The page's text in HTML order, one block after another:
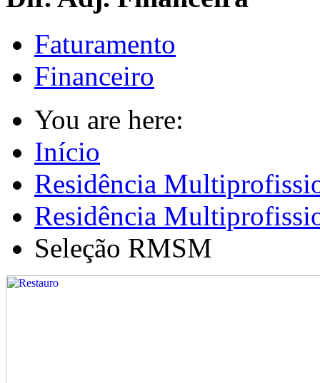
Faturamento
Financeiro
You are here:
Início
Residência
Residência
Seleção RMSM